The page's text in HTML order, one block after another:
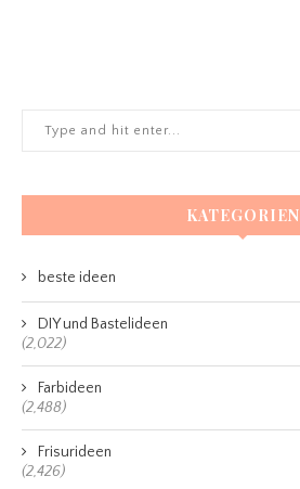
KATEGORIEN
beste ideen
DIY und Bastelideen
(2,022)
Farbideen
(2,488)
Frisurideen
(2,426)